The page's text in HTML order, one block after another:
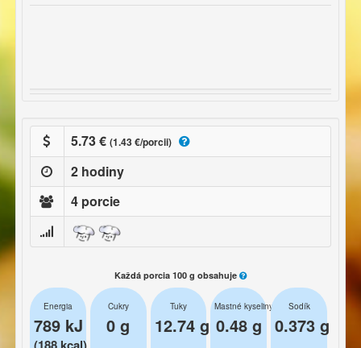
5.73 € (1.43 €/porcii)
2 hodiny
4 porcie
Každá porcia 100 g obsahuje
Energia
789 kJ
Cukry
0 g
Tuky
12.74 g
Mastné kyseliny
0.48 g
Sodík
0.373 g